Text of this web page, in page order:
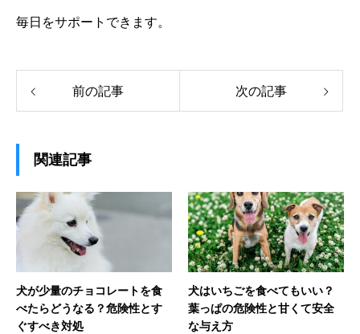
毎日をサポートできます。
前の記事 次の記事
関連記事
犬が少量のチョコレートを食
べたらどうなる？危険性とす
ぐすべき対処
犬はいちごを食べてもいい？
葉っぱの危険性と甘くて安全
な与え方